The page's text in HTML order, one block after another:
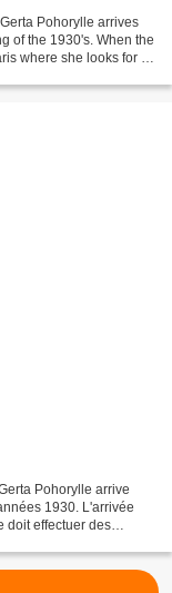
Pohorylle arrives
of the 1930's. When the
where she looks for a
Pohorylle arrive
1930. L'arrivée
doit effectuer des